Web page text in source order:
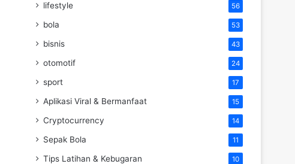
lifestyle 56
bola 53
bisnis 43
otomotif 24
sport 17
Aplikasi Viral & Bermanfaat 15
Cryptocurrency 14
Sepak Bola 11
Tips Latihan & Kebugaran 10